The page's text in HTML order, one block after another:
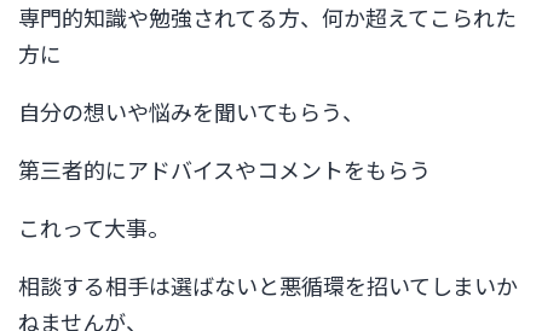
専門的知識や勉強されてる方、何か超えてこられた
方に
自分の想いや悩みを聞いてもらう、
第三者的にアドバイスやコメントをもらう
これって大事。
相談する相手は選ばないと悪循環を招いてしまいか
ねませんが、